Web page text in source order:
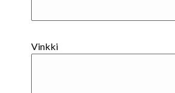
Vinkki